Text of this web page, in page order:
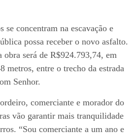
se concentram na escavação e
possa receber o novo asfalto.
será de R$924.793,74, em
metros, entre o trecho da estrada
Senhor.
comerciante e morador do
vão garantir mais tranquilidade
“Sou comerciante a um ano e